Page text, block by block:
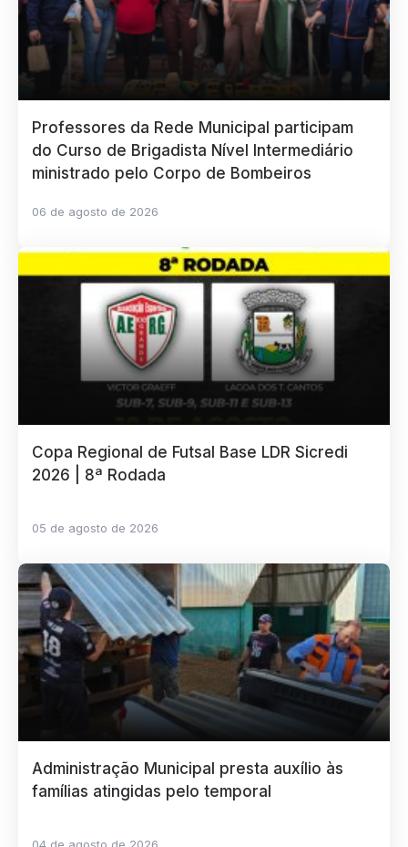
Professores da Rede Municipal participam
do Curso de Brigadista Nível Intermediário
ministrado pelo Corpo de Bombeiros
06 de agosto de 2026
Copa Regional de Futsal Base LDR Sicredi
2026 | 8ª Rodada
05 de agosto de 2026
Administração Municipal presta auxílio às
famílias atingidas pelo temporal